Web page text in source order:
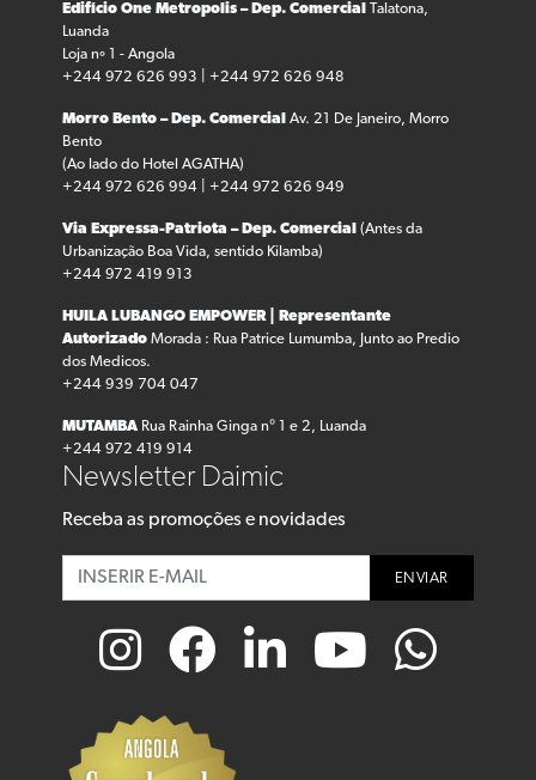
Edifício One Metropolis – Dep. Comercial
Talatona,
Luanda
Loja nº 1 - Angola
+244 972 626 993 | +244 972 626 948
Morro Bento – Dep. Comercial
Av. 21 De Janeiro, Morro
Bento
(Ao lado do Hotel AGATHA)
+244 972 626 994 | +244 972 626 949
Via Expressa-Patriota – Dep. Comercial
(Antes da
Urbanização Boa Vida, sentido Kilamba)
+244 972 419 913
HUILA LUBANGO EMPOWER | Representante
Autorizado Morada : Rua Patrice Lumumba, Junto ao Predio
dos Medicos.
+244 939 704 047
MUTAMBA Rua Rainha Ginga n° 1 e 2, Luanda
+244 972 419 914
Newsletter Daimic
Receba as promoções e novidades
ENVIAR